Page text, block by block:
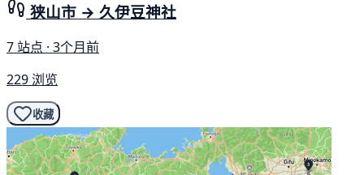
狭山市 → 久伊豆神社
7 站点 · 3个月前
229 浏览
收藏